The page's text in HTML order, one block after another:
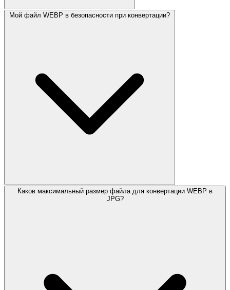
Мой файл WEBP в безопасности при конвертации?
Каков максимальный размер файла для конвертации WEBP в
JPG?